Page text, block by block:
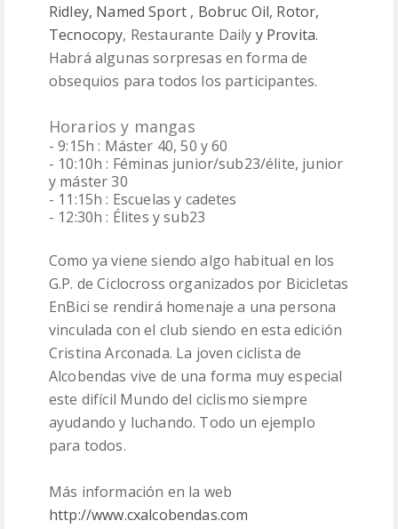
Ridley, Named Sport , Bobruc Oil, Rotor,
Tecnocopy, Restaurante Daily y Provita.
Habrá algunas sorpresas en forma de
obsequios para todos los participantes.
Horarios y mangas
- 9:15h : Máster 40, 50 y 60
- 10:10h : Féminas junior/sub23/élite, junior
y máster 30
- 11:15h : Escuelas y cadetes
- 12:30h : Élites y sub23
Como ya viene siendo algo habitual en los
G.P. de Ciclocross organizados por Bicicletas
EnBici se rendirá homenaje a una persona
vinculada con el club siendo en esta edición
Cristina Arconada. La joven ciclista de
Alcobendas vive de una forma muy especial
este difícil Mundo del ciclismo siempre
ayudando y luchando. Todo un ejemplo
para todos.
Más información en la web
http://www.cxalcobendas.com